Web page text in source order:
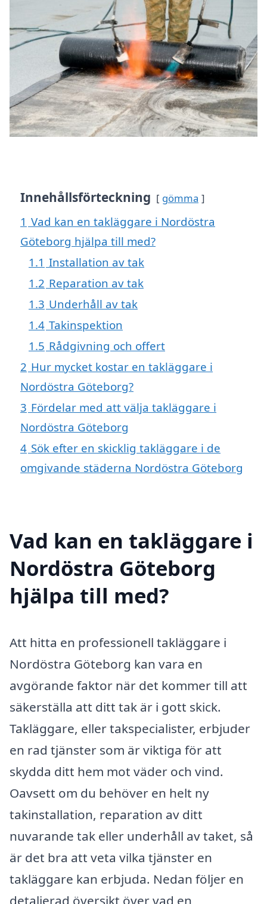
Innehållsförteckning gömma
1 Vad kan en takläggare i Nordöstra
Göteborg hjälpa till med?
1.1 Installation av tak
1.2 Reparation av tak
1.3 Underhåll av tak
1.4 Takinspektion
1.5 Rådgivning och offert
2 Hur mycket kostar en takläggare i
Nordöstra Göteborg?
3 Fördelar med att välja takläggare i
Nordöstra Göteborg
4 Sök efter en skicklig takläggare i de
omgivande städerna Nordöstra Göteborg
Vad kan en takläggare i
Nordöstra Göteborg
hjälpa till med?
Att hitta en professionell takläggare i
Nordöstra Göteborg kan vara en
avgörande faktor när det kommer till att
säkerställa att ditt tak är i gott skick.
Takläggare, eller takspecialister, erbjuder
en rad tjänster som är viktiga för att
skydda ditt hem mot väder och vind.
Oavsett om du behöver en helt ny
takinstallation, reparation av ditt
nuvarande tak eller underhåll av taket, så
är det bra att veta vilka tjänster en
takläggare kan erbjuda. Nedan följer en
detaljerad översikt över vad en